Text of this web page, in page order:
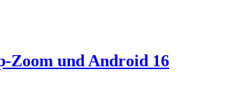
Zoom und Android 16